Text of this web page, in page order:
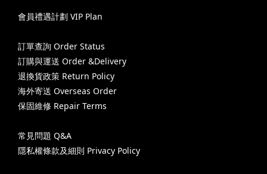
會員禮遇計劃 VIP Plan
訂單查詢 Order Status
訂購與運送 Order &Delivery
退換貨政策 Return Policy
海外寄送 Overseas Order
保固維修 Repair Terms
常見問題 Q&A
隱私權條款及細則 Privacy Policy